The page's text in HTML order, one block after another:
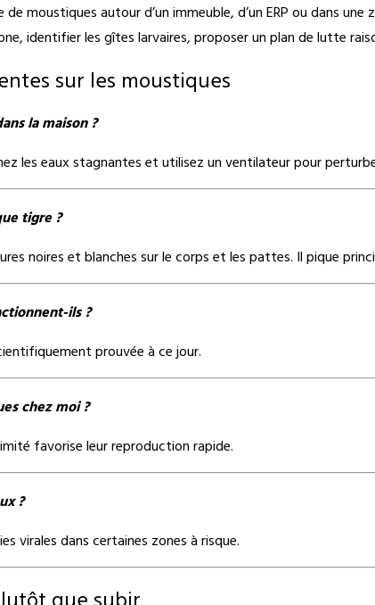
moustiques autour d’un immeuble, d’un ERP ou dans
identifier les gîtes larvaires, proposer un plan de lutte
sur les moustiques
la maison ?
les eaux stagnantes et utilisez un ventilateur pour
tigre ?
noires et blanches sur le corps et les pattes. Il pique
ils ?
prouvée à ce jour.
chez moi ?
favorise leur reproduction rapide.
?
virales dans certaines zones à risque.